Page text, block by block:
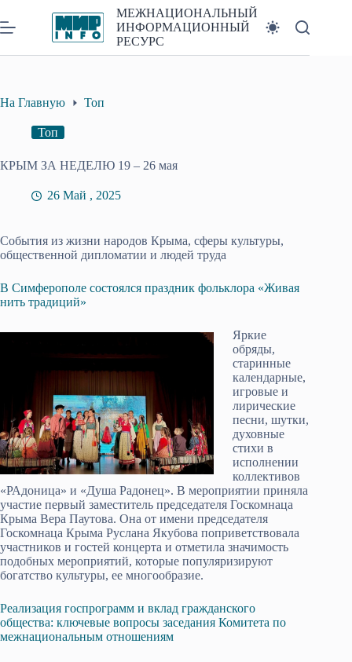
к
сути
МЕЖНАЦИОНАЛЬНЫЙ
ИНФОРМАЦИОННЫЙ
РЕСУРС
На Главную Топ
Топ
КРЫМ ЗА НЕДЕЛЮ 19 – 26 мая
26 Май , 2025
События из жизни народов Крыма, сферы культуры,
общественной дипломатии и людей труда
В Симферополе состоялся праздник фольклора «Живая
нить традиций»
Яркие
обряды,
старинные
календарные,
игровые и
лирические
песни, шутки,
духовные
стихи в
исполнении
коллективов
«РАдоница» и «Душа Радонец». В мероприятии приняла
участие первый заместитель председателя Госкомнаца
Крыма Вера Паутова. Она от имени председателя
Госкомнаца Крыма Руслана Якубова поприветствовала
участников и гостей концерта и отметила значимость
подобных мероприятий, которые популяризируют
богатство культуры, ее многообразие.
Реализация госпрограмм и вклад гражданского
общества: ключевые вопросы заседания Комитета по
межнациональным отношениям